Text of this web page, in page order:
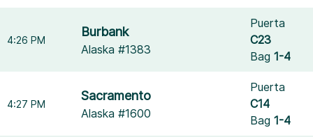
4:26 PM
Burbank
Alaska #1383
Puerta
C23
Bag1-4
4:27 PM
Sacramento
Alaska #1600
Puerta
C14
Bag1-4